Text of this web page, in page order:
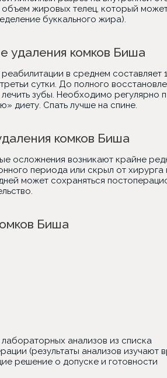
жировых телец, который
буккального жира).
удаления комков Биша
в среднем составляет
сутки. До полного
зубы. Необходимо регулярно
диету. Спать лучше на спине.
комков Биша
осложнения возникают крайне
периода или скрыл от
может сохраняться
Биша
лабораторных анализов из списка
(результаты анализов изучают
решение о допуске и готовности